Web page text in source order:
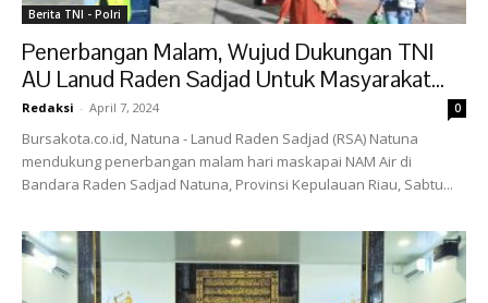
Berita TNI - Polri
Penerbangan Malam, Wujud Dukungan TNI
AU Lanud Raden Sadjad Untuk Masyarakat...
Redaksi - April 7, 2024 0
Bursakota.co.id, Natuna - Lanud Raden Sadjad (RSA) Natuna
mendukung penerbangan malam hari maskapai NAM Air di
Bandara Raden Sadjad Natuna, Provinsi Kepulauan Riau, Sabtu...